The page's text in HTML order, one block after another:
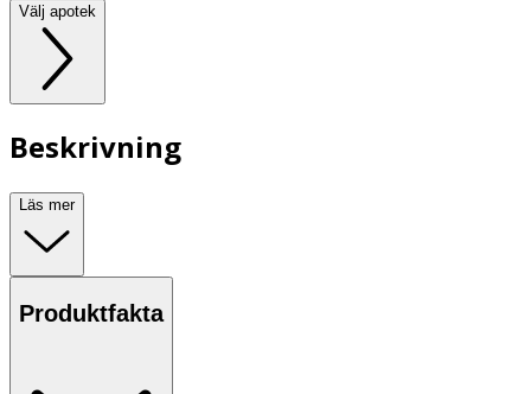
Välj apotek
Beskrivning
Läs mer
Produktfakta